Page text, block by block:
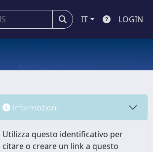
IT LOGIN
Informazioni
Utilizza questo identificativo per
citare o creare un link a questo